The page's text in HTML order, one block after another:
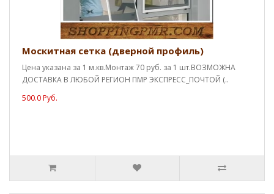
Москитная сетка (дверной профиль)
Цена указана за 1 м.кв.Монтаж 70 руб. за 1 шт.ВОЗМОЖНА
ДОСТАВКА В ЛЮБОЙ РЕГИОН ПМР ЭКСПРЕСС_ПОЧТОЙ (..
500.0 Руб.